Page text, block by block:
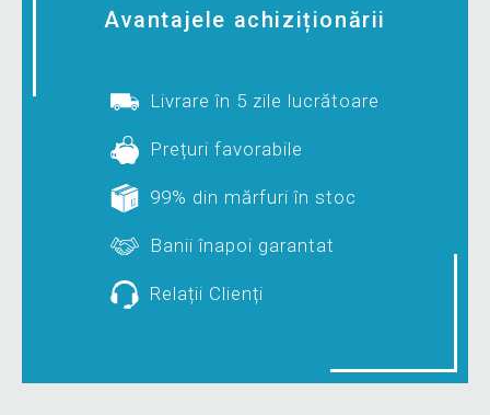
Avantajele achiziționării
Livrare în 5 zile lucrătoare
Prețuri favorabile
99% din mărfuri în stoc
Banii înapoi garantat
Relații Clienți